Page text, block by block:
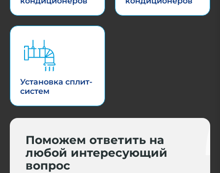
Установка сплит-
систем
Поможем ответить на
любой интересующий
вопрос